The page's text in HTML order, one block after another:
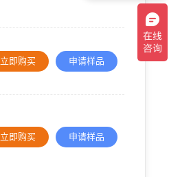
立即购买 申请样品
立即购买 申请样品